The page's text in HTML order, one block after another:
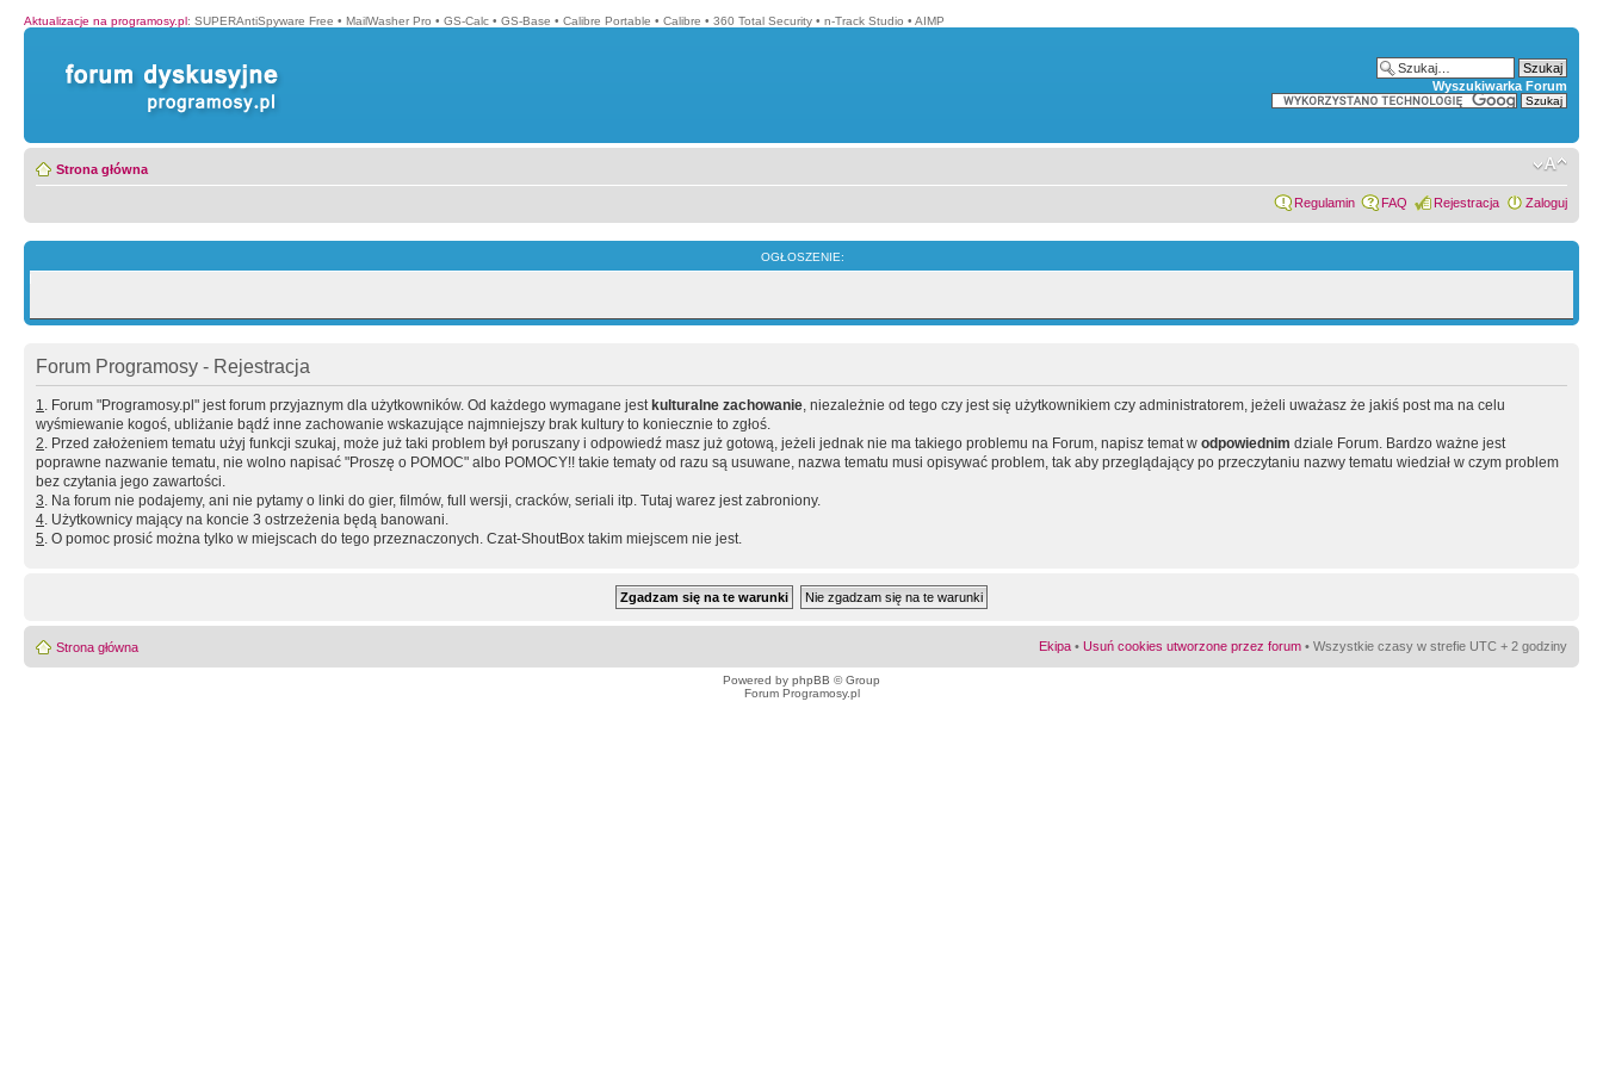
Aktualizacje na programosy.pl: SUPERAntiSpyware Free • MailWasher Pro • GS-Calc • GS-Base • Calibre Portable • Calibre • 360 Total Security • n-Track Studio • AIMP
Wyszukiwarka Forum
Strona główna
Regulamin FAQ Rejestracja Zaloguj
OGŁOSZENIE:
Forum Programosy - Rejestracja
1. Forum "Programosy.pl" jest forum przyjaznym dla użytkowników. Od każdego wymagane jest kulturalne zachowanie, niezależnie od tego czy jest się użytkownikiem czy administratorem, jeżeli uważasz że jakiś post ma na celu
wyśmiewanie kogoś, ubliżanie bądź inne zachowanie wskazujące najmniejszy brak kultury to koniecznie to zgłoś.
2. Przed założeniem tematu użyj funkcji szukaj, może już taki problem był poruszany i odpowiedź masz już gotową, jeżeli jednak nie ma takiego problemu na Forum, napisz temat w odpowiednim dziale Forum. Bardzo ważne jest
poprawne nazwanie tematu, nie wolno napisać "Proszę o POMOC" albo POMOCY!! takie tematy od razu są usuwane, nazwa tematu musi opisywać problem, tak aby przeglądający po przeczytaniu nazwy tematu wiedział w czym problem
bez czytania jego zawartości.
3. Na forum nie podajemy, ani nie pytamy o linki do gier, filmów, full wersji, cracków, seriali itp. Tutaj warez jest zabroniony.
4. Użytkownicy mający na koncie 3 ostrzeżenia będą banowani.
5. O pomoc prosić można tylko w miejscach do tego przeznaczonych. Czat-ShoutBox takim miejscem nie jest.
Strona główna Ekipa • Usuń cookies utworzone przez forum • Wszystkie czasy w strefie UTC + 2 godziny
Powered by phpBB © Group
Forum Programosy.pl